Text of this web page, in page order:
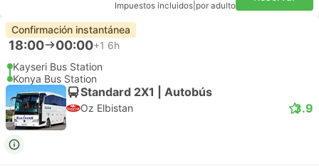
Impuestos incluidos por adulto
Confirmación instantánea
18:00 00:00+1 6h
Kayseri Bus Station
Konya Bus Station
Standard 2X1 | Autobús
Oz Elbistan 3.9